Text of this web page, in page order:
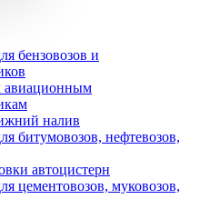
бензовозов и
авиационным
налив
битумовозов, нефтевозов,
автоцистерн
цементовозов, муковозов,